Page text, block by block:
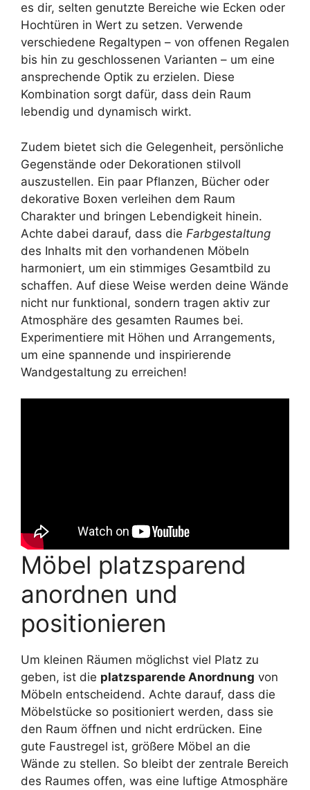
es dir, selten genutzte Bereiche wie Ecken oder
Hochtüren in Wert zu setzen. Verwende
verschiedene Regaltypen – von offenen Regalen
bis hin zu geschlossenen Varianten – um eine
ansprechende Optik zu erzielen. Diese
Kombination sorgt dafür, dass dein Raum
lebendig und dynamisch wirkt.
Zudem bietet sich die Gelegenheit, persönliche
Gegenstände oder Dekorationen stilvoll
auszustellen. Ein paar Pflanzen, Bücher oder
dekorative Boxen verleihen dem Raum
Charakter und bringen Lebendigkeit hinein.
Achte dabei darauf, dass die Farbgestaltung
des Inhalts mit den vorhandenen Möbeln
harmoniert, um ein stimmiges Gesamtbild zu
schaffen. Auf diese Weise werden deine Wände
nicht nur funktional, sondern tragen aktiv zur
Atmosphäre des gesamten Raumes bei.
Experimentiere mit Höhen und Arrangements,
um eine spannende und inspirierende
Wandgestaltung zu erreichen!
Möbel platzsparend
anordnen und
positionieren
Um kleinen Räumen möglichst viel Platz zu
geben, ist die platzsparende Anordnung von
Möbeln entscheidend. Achte darauf, dass die
Möbelstücke so positioniert werden, dass sie
den Raum öffnen und nicht erdrücken. Eine
gute Faustregel ist, größere Möbel an die
Wände zu stellen. So bleibt der zentrale Bereich
des Raumes offen, was eine luftige Atmosphäre